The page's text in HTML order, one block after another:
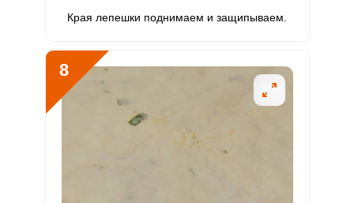
Края лепешки поднимаем и защипываем.
8